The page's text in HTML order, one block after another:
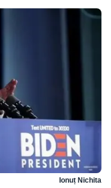
Ionuț Nichita